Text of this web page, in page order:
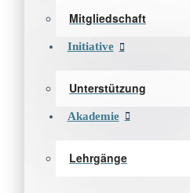
Mitgliedschaft
Initiative
Unterstützung
Akademie
Lehrgänge